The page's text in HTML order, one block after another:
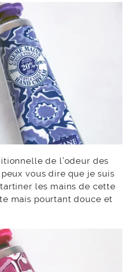
de l’odeur des
vous dire que je suis
les mains de cette
mais pourtant douce et